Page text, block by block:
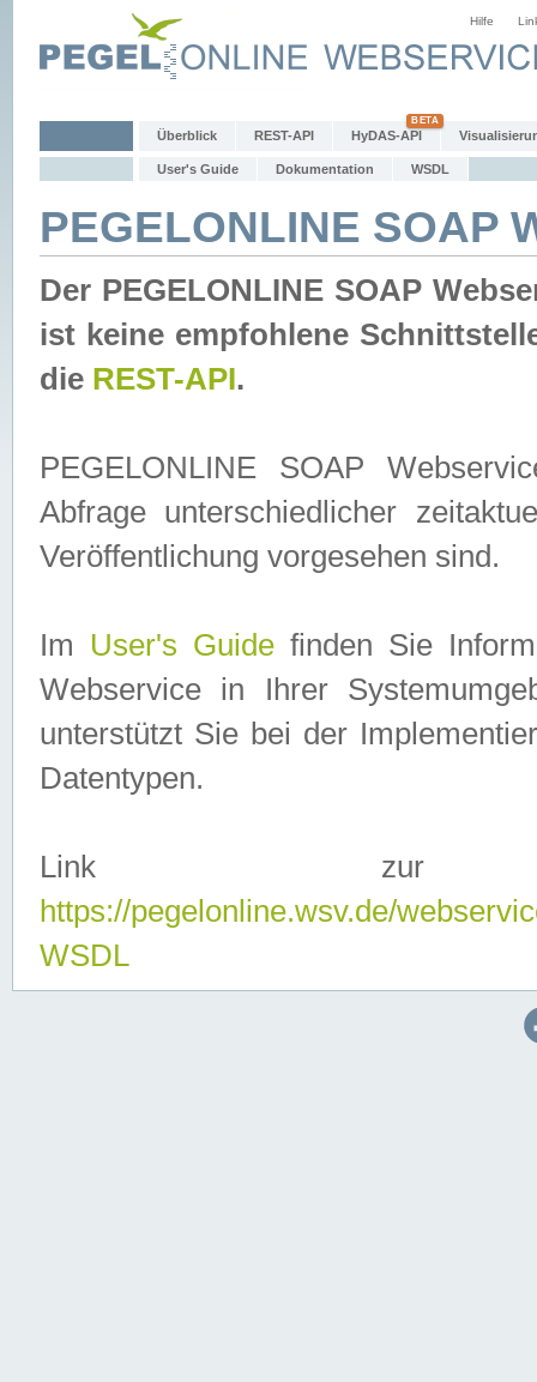
Hilfe
Überblick REST-API HyDAS-API
User's Guide Dokumentation WSDL
PEGELONLINE SOAP
Der PEGELONLINE SOAP
ist keine empfohlene
die REST-API.
PEGELONLINE SOAP
Abfrage unterschiedlicher
Veröffentlichung vorgesehen sind.
Im User's Guidefinden Sie
Webservice in Ihrer
unterstützt Sie bei der
Datentypen.
Link zur
https://pegelonline.wsv.de/
WSDL